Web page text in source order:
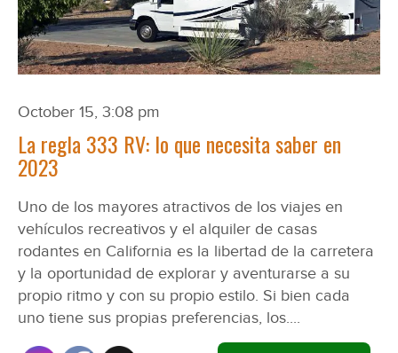
October 15, 3:08 pm
La regla 333 RV: lo que necesita saber en
2023
Uno de los mayores atractivos de los viajes en
vehículos recreativos y el alquiler de casas
rodantes en California es la libertad de la carretera
y la oportunidad de explorar y aventurarse a su
propio ritmo y con su propio estilo. Si bien cada
uno tiene sus propias preferencias, los....